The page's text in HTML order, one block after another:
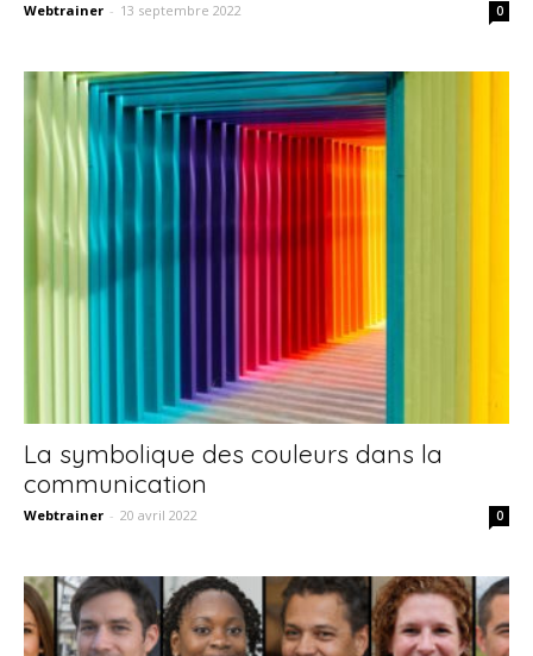
Webtrainer - 13 septembre 2022 0
La symbolique des couleurs dans la
communication
Webtrainer - 20 avril 2022 0